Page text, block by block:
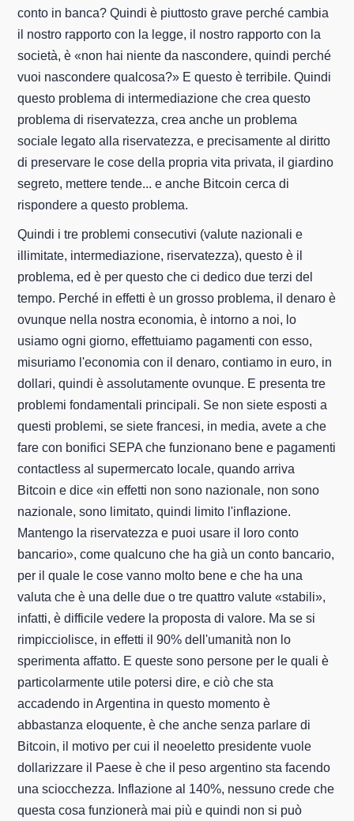
conto in banca? Quindi è piuttosto grave perché cambia
il nostro rapporto con la legge, il nostro rapporto con la
società, è «non hai niente da nascondere, quindi perché
vuoi nascondere qualcosa?» E questo è terribile. Quindi
questo problema di intermediazione che crea questo
problema di riservatezza, crea anche un problema
sociale legato alla riservatezza, e precisamente al diritto
di preservare le cose della propria vita privata, il giardino
segreto, mettere tende... e anche Bitcoin cerca di
rispondere a questo problema.
Quindi i tre problemi consecutivi (valute nazionali e
illimitate, intermediazione, riservatezza), questo è il
problema, ed è per questo che ci dedico due terzi del
tempo. Perché in effetti è un grosso problema, il denaro è
ovunque nella nostra economia, è intorno a noi, lo
usiamo ogni giorno, effettuiamo pagamenti con esso,
misuriamo l'economia con il denaro, contiamo in euro, in
dollari, quindi è assolutamente ovunque. E presenta tre
problemi fondamentali principali. Se non siete esposti a
questi problemi, se siete francesi, in media, avete a che
fare con bonifici SEPA che funzionano bene e pagamenti
contactless al supermercato locale, quando arriva
Bitcoin e dice «in effetti non sono nazionale, non sono
nazionale, sono limitato, quindi limito l'inflazione.
Mantengo la riservatezza e puoi usare il loro conto
bancario», come qualcuno che ha già un conto bancario,
per il quale le cose vanno molto bene e che ha una
valuta che è una delle due o tre quattro valute «stabili»,
infatti, è difficile vedere la proposta di valore. Ma se si
rimpicciolisce, in effetti il 90% dell'umanità non lo
sperimenta affatto. E queste sono persone per le quali è
particolarmente utile potersi dire, e ciò che sta
accadendo in Argentina in questo momento è
abbastanza eloquente, è che anche senza parlare di
Bitcoin, il motivo per cui il neoeletto presidente vuole
dollarizzare il Paese è che il peso argentino sta facendo
una sciocchezza. Inflazione al 140%, nessuno crede che
questa cosa funzionerà mai più e quindi non si può